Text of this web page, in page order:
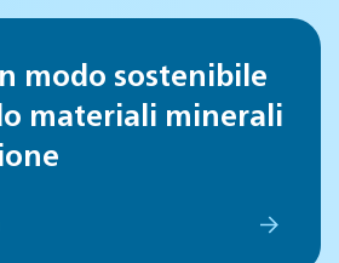
modo sostenibile
materiali minerali